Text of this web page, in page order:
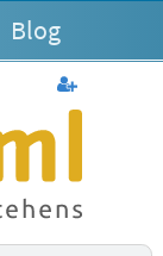
Blog